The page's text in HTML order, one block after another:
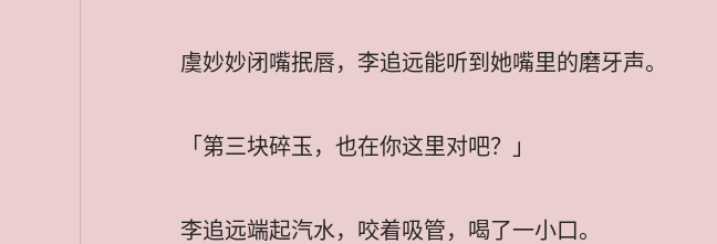
虞妙妙闭嘴抿唇，李追远能听到她嘴里的磨牙声。
「第三块碎玉，也在你这里对吧？」
李追远端起汽水，咬着吸管，喝了一小口。